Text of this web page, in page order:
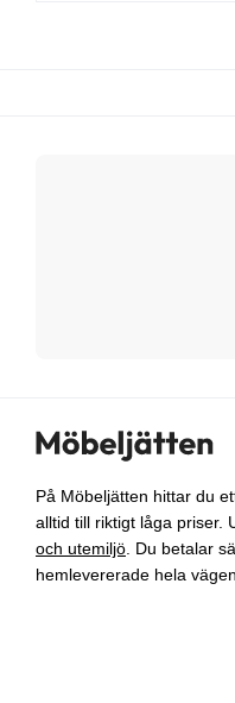
På Möbeljätten hittar du
alltid till riktigt låga priser.
och utemiljö . Du betalar
hemlevererade hela